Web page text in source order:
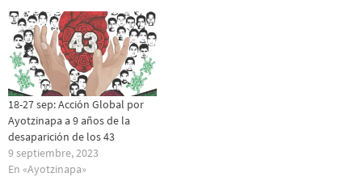
18-27 sep: Acción Global por
Ayotzinapa a 9 años de la
desaparición de los 43
9 septiembre, 2023
En «Ayotzinapa»